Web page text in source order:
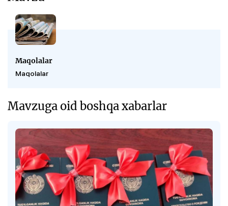
Maqolalar
Maqolalar
Mavzuga oid boshqa xabarlar